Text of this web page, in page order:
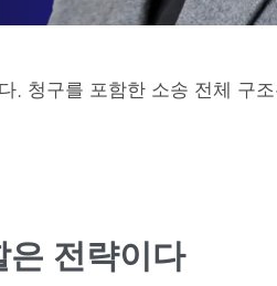
. 청구를 포함한 소송 전체 구조
은 전략이다